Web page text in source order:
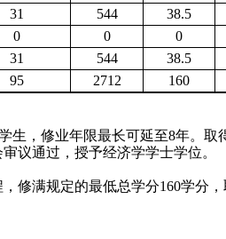
31 544 38.5
0 0 0
31 544 38.5
95 2712 160
生，修业年限最长可延至8年。取
议通过，授予经济学学士学位。
修满规定的最低总学分160学分，